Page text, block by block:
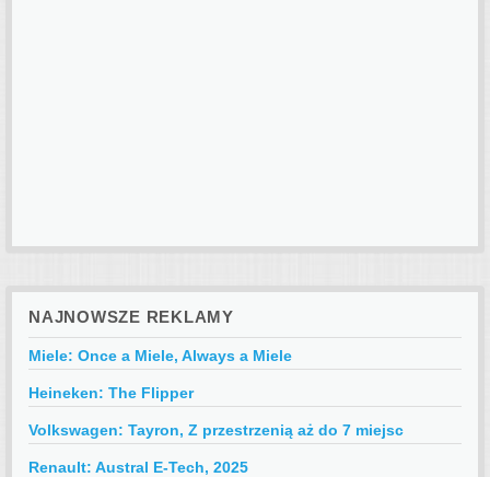
NAJNOWSZE REKLAMY
Miele: Once a Miele, Always a Miele
Heineken: The Flipper
Volkswagen: Tayron, Z przestrzenią aż do 7 miejsc
Renault: Austral E-Tech, 2025